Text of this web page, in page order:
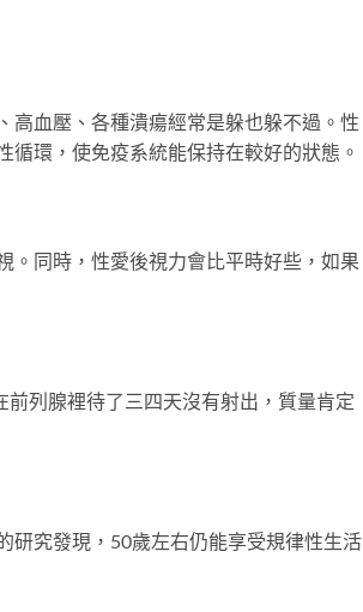
、高血壓、各種潰瘍經常是躲也躲不過。性
環，使免疫系統能保持在較好的狀態。
同時，性愛後視力會比平時好些，如果
列腺裡待了三四天沒有射出，質量肯定
究發現，50歲左右仍能享受規律性生活